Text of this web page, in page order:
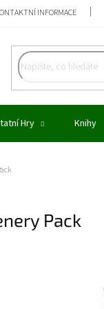
INFORMACE
Hry Knihy
Pack